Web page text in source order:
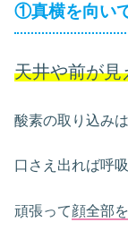
①真横を向い
天井や前が見
酸素の取り込みは
口さえ出れば呼
頑張って顔全部